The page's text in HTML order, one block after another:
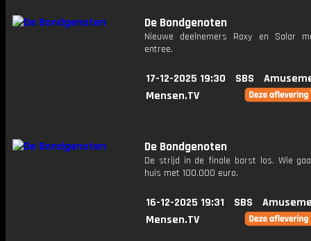
De Bondgenoten
Nieuwe deelnemers Roxy en Salar
entree.
17-12-2025 19:30 SBS
Mensen.TV
De Bondgenoten
De strijd in de finale barst los. Wie
huis met 100.000 euro.
16-12-2025 19:31 SBS
Mensen.TV